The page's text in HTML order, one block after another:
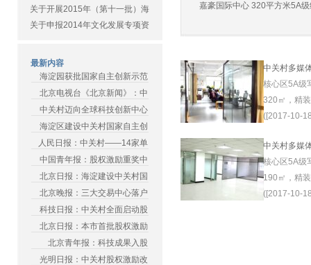
关于开展2015年（第十一批）海
关于申报2014年文化发展专项资
最新内容
海淀园获批国家自主创新示范
北京电视台《北京新闻》：中
中关村迈向全球科技创新中心
海淀区建设中关村国家自主创
人民日报：中关村——14家单
中国青年报：股权激励重奖中
北京日报：海淀建设中关村国
北京晚报：三大交易中心落户
科技日报：中关村全面启动股
北京日报：本市首批股权激励
北京青年报：科技成果入股
光明日报：中关村股权激励改
嘉豪国际中心 320平方米5A
中关村多媒
核心区5A级
320㎡，精
([2017-10-
中关村多媒
核心区5A级
190㎡，精
([2017-10-